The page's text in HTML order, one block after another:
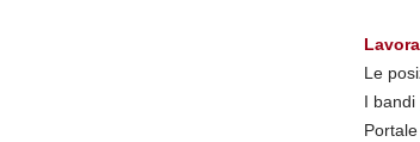
Le
I bandi